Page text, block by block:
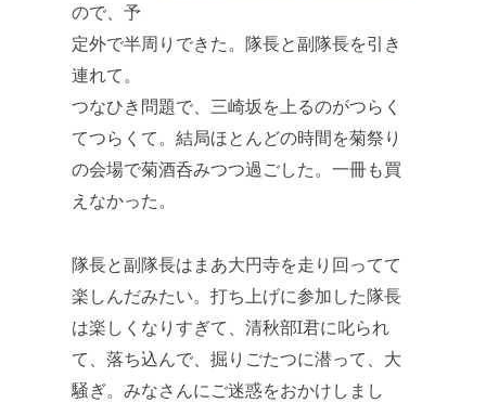
ので、予
定外で半周りできた。隊長と副隊長を引き
連れて。
つなひき問題で、三崎坂を上るのがつらく
てつらくて。結局ほとんどの時間を菊祭り
の会場で菊酒呑みつつ過ごした。一冊も買
えなかった。
隊長と副隊長はまあ大円寺を走り回ってて
楽しんだみたい。打ち上げに参加した隊長
は楽しくなりすぎて、清秋部I君に叱られ
て、落ち込んで、掘りごたつに潜って、大
騒ぎ。みなさんにご迷惑をおかけしまし